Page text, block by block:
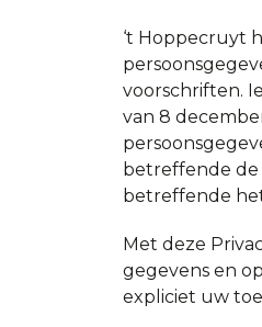
‘t Hoppecruyt
voorschriften.
van 8
betreffende de
betreffende
Met deze
gegevens en
expliciet uw